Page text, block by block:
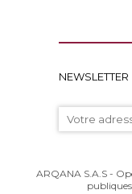
NEWSLETTER
ARQANA S.A.S -